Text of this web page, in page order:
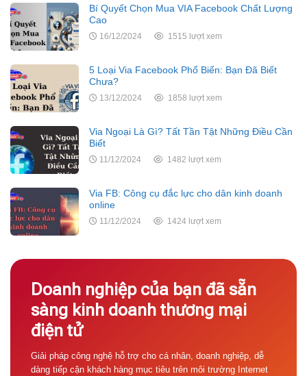
Bí Quyết Chọn Mua VIA Facebook Chất Lượng
Cao
16/12/2024 1515 lượt xem
5 Loại Via Facebook Phổ Biến: Bạn Đã Biết
Chưa?
13/12/2024 1858 lượt xem
Via Ngoại Là Gì? Tất Tần Tật Những Điều Cần
Biết
11/12/2024 1482 lượt xem
Via FB: Công cụ đắc lực cho dân kinh doanh
online
11/12/2024 1424 lượt xem
Doanh nghiệp của bạn đã sẵn
sàng kinh doanh thương mại
điện tử
Giải pháp công nghệ hỗ trợ cho cá nhân, doanh nghiệp, dễ
dàng tiếp cận khách hàng mục tiêu trên môi trường Internet